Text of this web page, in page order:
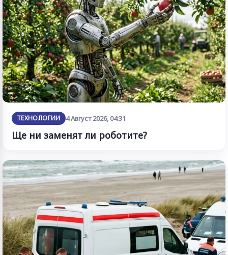
ТЕХНОЛОГИИ 4 Август 2026, 04:31
Ще ни заменят ли роботите?